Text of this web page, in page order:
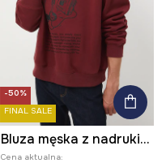
-50%
FINAL SALE
Bluza męska z nadrukiem
Cena aktualna: